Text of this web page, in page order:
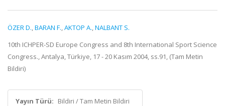
ÖZER D.,BARAN F.,AKTOP A.,NALBANT S.
10th ICHPER-SD Europe Congress and 8th International Sport Science
Congress., Antalya, Türkiye, 17 - 20 Kasım 2004, ss.91, (Tam Metin
Bildiri)
Yayın Türü: Bildiri / Tam Metin Bildiri